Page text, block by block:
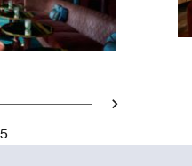
- Nubeluz
2 - Midtown
3 -
Tobogán 4 -
Tobogán 5
5